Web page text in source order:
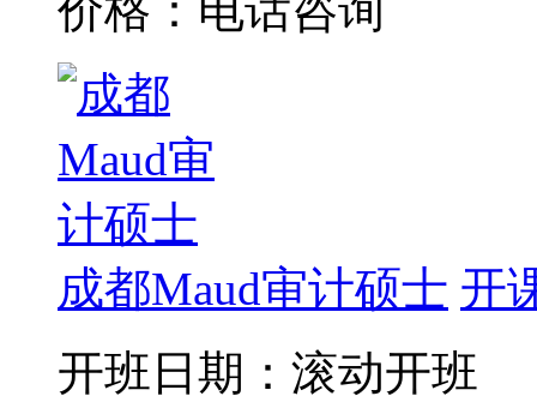
成都Maud审计硕士 开
开班日期：滚动开班